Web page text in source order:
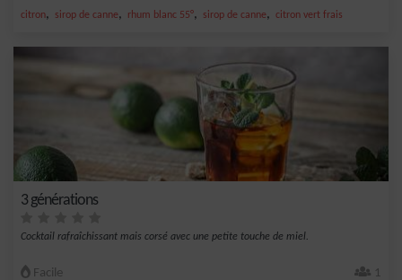
citron, sirop de canne, rhum blanc 55°, sirop de canne, citron vert frais
3 générations
Cocktail rafraîchissant mais corsé avec une petite touche de miel.
Facile 1